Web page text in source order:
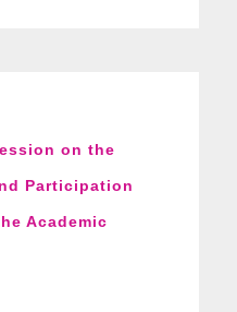
on the
Participation
Academic